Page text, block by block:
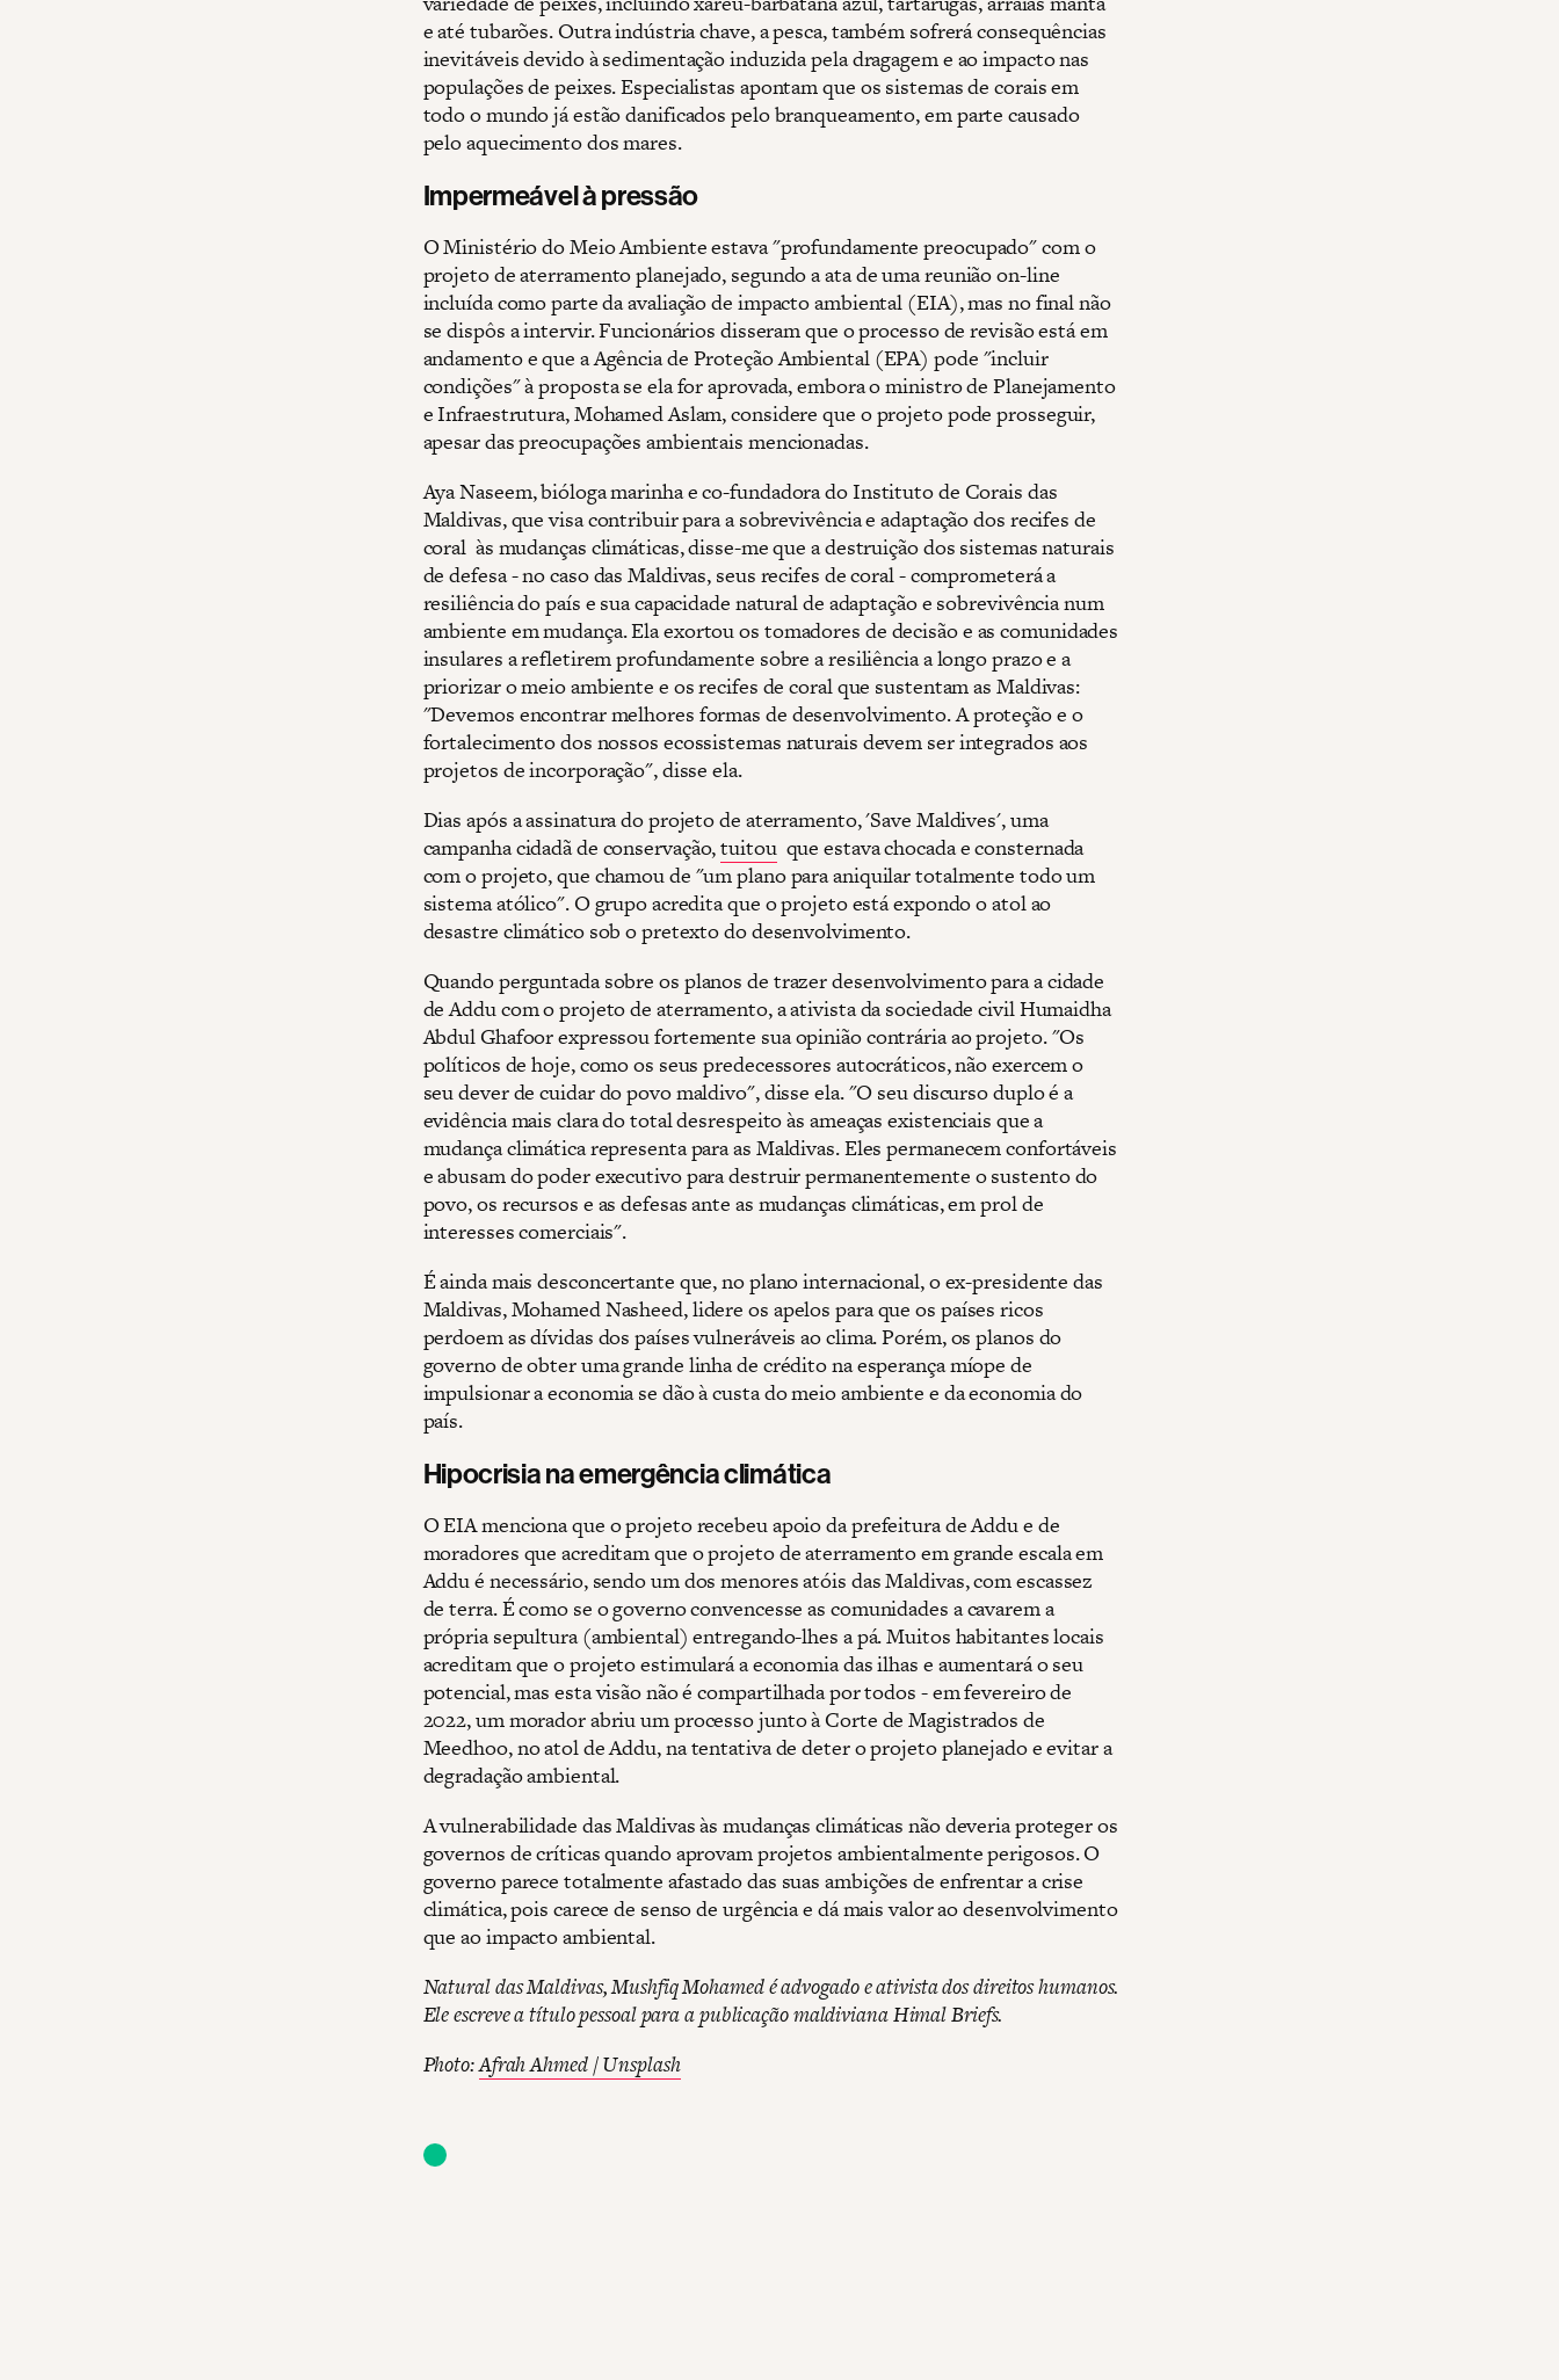
e até tubarões. Outra indústria chave, a pesca, também sofrerá consequências
inevitáveis devido à sedimentação induzida pela dragagem e ao impacto nas
populações de peixes. Especialistas apontam que os sistemas de corais em
todo o mundo já estão danificados pelo branqueamento, em parte causado
pelo aquecimento dos mares.
Impermeável à pressão
O Ministério do Meio Ambiente estava "profundamente preocupado" com o
projeto de aterramento planejado, segundo a ata de uma reunião on-line
incluída como parte da avaliação de impacto ambiental (EIA), mas no final não
se dispôs a intervir. Funcionários disseram que o processo de revisão está em
andamento e que a Agência de Proteção Ambiental (EPA) pode "incluir
condições" à proposta se ela for aprovada, embora o ministro de Planejamento
e Infraestrutura, Mohamed Aslam, considere que o projeto pode prosseguir,
apesar das preocupações ambientais mencionadas.
Aya Naseem, bióloga marinha e co-fundadora do Instituto de Corais das
Maldivas, que visa contribuir para a sobrevivência e adaptação dos recifes de
coral às mudanças climáticas, disse-me que a destruição dos sistemas naturais
de defesa - no caso das Maldivas, seus recifes de coral - comprometerá a
resiliência do país e sua capacidade natural de adaptação e sobrevivência num
ambiente em mudança. Ela exortou os tomadores de decisão e as comunidades
insulares a refletirem profundamente sobre a resiliência a longo prazo e a
priorizar o meio ambiente e os recifes de coral que sustentam as Maldivas:
"Devemos encontrar melhores formas de desenvolvimento. A proteção e o
fortalecimento dos nossos ecossistemas naturais devem ser integrados aos
projetos de incorporação", disse ela.
Dias após a assinatura do projeto de aterramento, 'Save Maldives', uma
campanha cidadã de conservação,tuitouque estava chocada e consternada
com o projeto, que chamou de "um plano para aniquilar totalmente todo um
sistema atólico". O grupo acredita que o projeto está expondo o atol ao
desastre climático sob o pretexto do desenvolvimento.
Quando perguntada sobre os planos de trazer desenvolvimento para a cidade
de Addu com o projeto de aterramento, a ativista da sociedade civil Humaidha
Abdul Ghafoor expressou fortemente sua opinião contrária ao projeto. "Os
políticos de hoje, como os seus predecessores autocráticos, não exercem o
seu dever de cuidar do povo maldivo", disse ela. "O seu discurso duplo é a
evidência mais clara do total desrespeito às ameaças existenciais que a
mudança climática representa para as Maldivas. Eles permanecem confortáveis
e abusam do poder executivo para destruir permanentemente o sustento do
povo, os recursos e as defesas ante as mudanças climáticas, em prol de
interesses comerciais".
É ainda mais desconcertante que, no plano internacional, o ex-presidente das
Maldivas, Mohamed Nasheed, lidere os apelos para que os países ricos
perdoem as dívidas dos países vulneráveis ao clima. Porém, os planos do
governo de obter uma grande linha de crédito na esperança míope de
impulsionar a economia se dão à custa do meio ambiente e da economia do
país.
Hipocrisia na emergência climática
O EIA menciona que o projeto recebeu apoio da prefeitura de Addu e de
moradores que acreditam que o projeto de aterramento em grande escala em
Addu é necessário, sendo um dos menores atóis das Maldivas, com escassez
de terra. É como se o governo convencesse as comunidades a cavarem a
própria sepultura (ambiental) entregando-lhes a pá. Muitos habitantes locais
acreditam que o projeto estimulará a economia das ilhas e aumentará o seu
potencial, mas esta visão não é compartilhada por todos - em fevereiro de
2022, um morador abriu um processo junto à Corte de Magistrados de
Meedhoo, no atol de Addu, na tentativa de deter o projeto planejado e evitar a
degradação ambiental.
A vulnerabilidade das Maldivas às mudanças climáticas não deveria proteger os
governos de críticas quando aprovam projetos ambientalmente perigosos. O
governo parece totalmente afastado das suas ambições de enfrentar a crise
climática, pois carece de senso de urgência e dá mais valor ao desenvolvimento
que ao impacto ambiental.
Natural das Maldivas, Mushfiq Mohamed é advogado e ativista dos direitos humanos.
Ele escreve a título pessoal para a publicação maldiviana Himal Briefs.
Photo:Afrah Ahmed / Unsplash